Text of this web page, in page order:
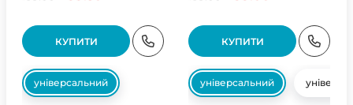
КУПИТИ
універсальний
КУПИТИ
універсальний